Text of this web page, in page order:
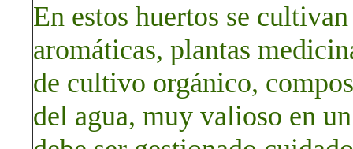
En estos huertos se
aromáticas, plantas
de cultivo orgánico,
del agua, muy valioso en